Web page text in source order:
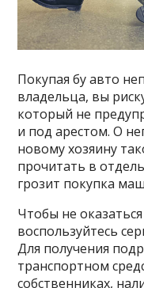
Покупая бу авто
владельца, вы
который не
и под арестом. О
новому хозяину
прочитать в
грозит покупка
Чтобы не
воспользуйтесь
Для получения
транспортном
собственниках,